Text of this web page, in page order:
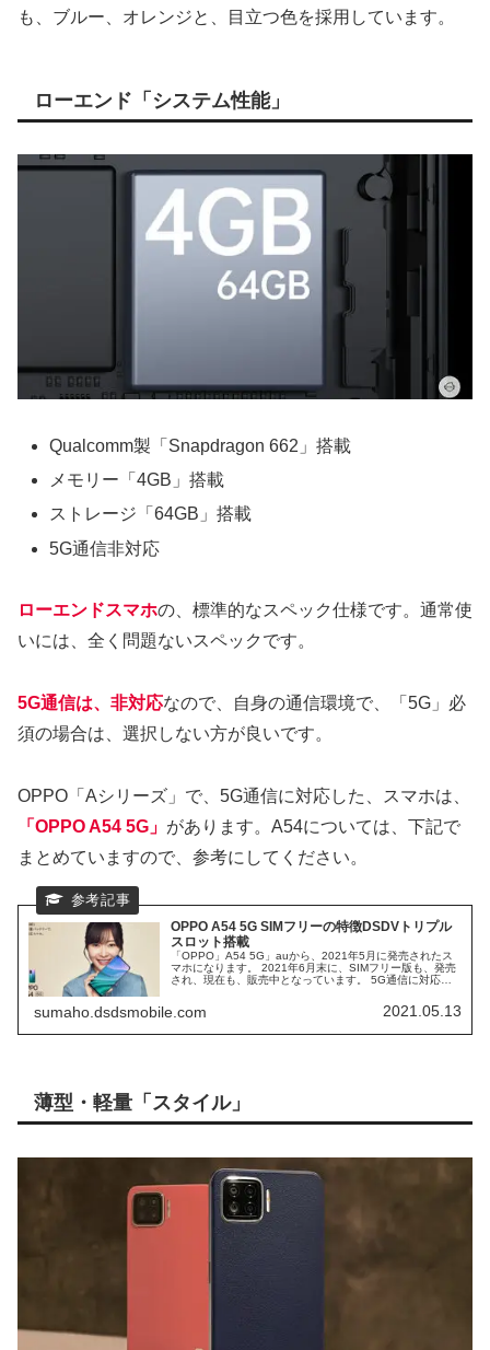
も、ブルー、オレンジと、目立つ色を採用しています。
ローエンド「システム性能」
Qualcomm製「Snapdragon 662」搭載
メモリー「4GB」搭載
ストレージ「64GB」搭載
5G通信非対応
ローエンドスマホの、標準的なスペック仕様です。通常使
いには、全く問題ないスペックです。
5G通信は、非対応なので、自身の通信環境で、「5G」必
須の場合は、選択しない方が良いです。
OPPO「Aシリーズ」で、5G通信に対応した、スマホは、
「OPPO A54 5G」 があります。A54については、下記で
まとめていますので、参考にしてください。
OPPO A54 5G SIMフリーの特徴DSDVトリプル
スロット搭載
「OPPO」A54 5G」auから、2021年5月に発売されたス
マホになります。 2021年6月末に、SIMフリー版も、発売
され、現在も、販売中となっています。 5G通信に対応し
sumaho.dsdsmobile.com 2021.05.13
薄型・軽量「スタイル」